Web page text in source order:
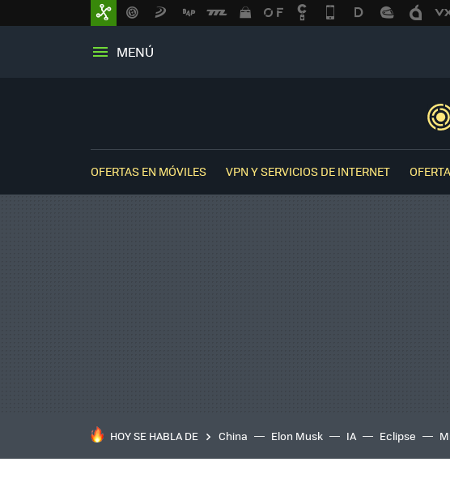
MENÚ
OFERTAS EN MÓVILES VPN Y SERVICIOS DE INTERNET
HOY SE HABLA DE China Elon Musk IA Eclipse